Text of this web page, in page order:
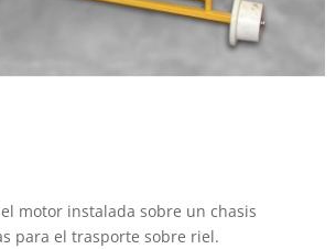
motor instalada sobre un chasis
para el trasporte sobre riel.